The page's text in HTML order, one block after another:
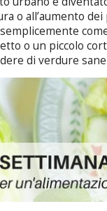
o all’aumento
o un piccolo
di verdure